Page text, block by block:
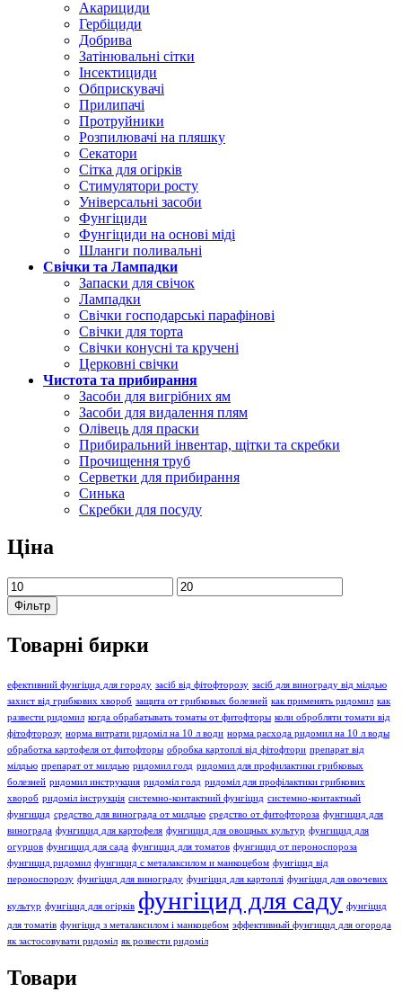
Акарициди
Гербіциди
Добрива
Затінювальні сітки
Інсектициди
Обприскувачі
Прилипачі
Протруйники
Розпилювачі на пляшку
Секатори
Сітка для огірків
Стимулятори росту
Універсальні засоби
Фунгіциди
Фунгіциди на основі міді
Шланги поливальні
Свічки та Лампадки
Запаски для свічок
Лампадки
Свічки господарські парафінові
Свічки для торта
Свічки конусні та кручені
Церковні свічки
Чистота та прибирання
Засоби для вигрібних ям
Засоби для видалення плям
Олівець для праски
Прибиральний інвентар, щітки та скребки
Прочищення труб
Серветки для прибирання
Синька
Скребки для посуду
Ціна
Мінімальна
ціна
Найбільша
ціна
Фільтр
Товарні бирки
ефективний фунгіцид для городу засіб від фітофторозу засіб для винограду від мілдью
захист від грибкових хвороб защита от грибковых болезней как применять ридомил как
развести ридомил когда обрабатывать томаты от фитофторы коли обробляти томати від
фітофторозу норма витрати ридоміл на 10 л води норма расхода ридомил на 10 л воды
обработка картофеля от фитофторы обробка картоплі від фітофтори препарат від
мілдью препарат от милдью ридомил голд ридомил для профилактики грибковых
болезней ридомил инструкция ридоміл голд ридоміл для профілактики грибкових
хвороб ридоміл інструкція системно-контактний фунгіцид системно-контактный
фунгицид средство для винограда от милдью средство от фитофтороза фунгицид для
винограда фунгицид для картофеля фунгицид для овощных культур фунгицид для
огурцов фунгицид для сада фунгицид для томатов фунгицид от пероноспороза
фунгицид ридомил фунгицид с металаксилом и манкоцебом фунгіцид від
пероноспорозу фунгіцид для винограду фунгіцид для картоплі фунгіцид для овочевих
культур фунгіцид для огірків фунгіцид для саду фунгіцид
для томатів фунгіцид з металаксилом і манкоцебом эффективный фунгицид для огорода
як застосовувати ридоміл як розвести ридоміл
Товари